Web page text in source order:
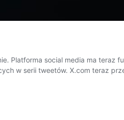
Platforma social media ma teraz
w serii tweetów. X.com teraz